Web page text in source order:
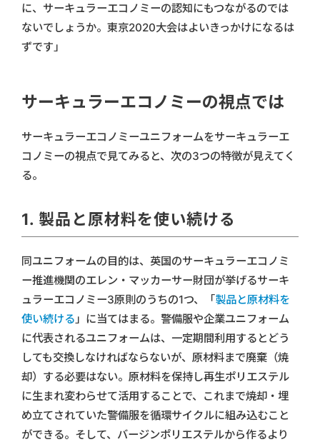
に、サーキュラーエコノミーの認知にもつながるのでは
ないでしょうか。東京2020大会はよいきっかけになるは
ずです」
サーキュラーエコノミーの視点では
サーキュラーエコノミーユニフォームをサーキュラーエ
コノミーの視点で見てみると、次の3つの特徴が見えてく
る。
1. 製品と原材料を使い続ける
同ユニフォームの目的は、英国のサーキュラーエコノミ
ー推進機関のエレン・マッカーサー財団が挙げるサーキ
ュラーエコノミー3原則のうちの1つ、「製品と原材料を
使い続ける 」に当てはまる。警備服や企業ユニフォーム
に代表されるユニフォームは、一定期間利用するとどう
しても交換しなければならないが、原材料まで廃棄（焼
却）する必要はない。原材料を保持し再生ポリエステル
に生まれ変わらせて活用することで、これまで焼却・埋
め立てされていた警備服を循環サイクルに組み込むこと
ができる。そして、バージンポリエステルから作るより